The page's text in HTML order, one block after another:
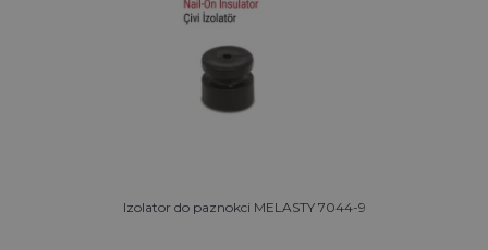
Izolator do paznokci MELASTY 7044-9